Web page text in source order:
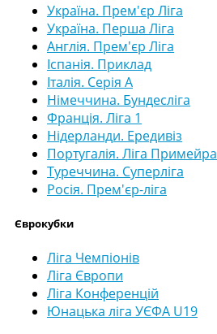
Україна. Прем'єр Ліга
Україна. Перша Ліга
Англія. Прем'єр Ліга
Іспанія. Приклад
Італія. Серія А
Німеччина. Бундесліга
Франція. Ліга 1
Нідерланди. Ередивіз
Португалія. Ліга Примейра
Туреччина. Суперліга
Росія. Прем'єр-ліга
Єврокубки
Ліга Чемпіонів
Ліга Європи
Ліга Конференцій
Юнацька ліга УЄФА U19